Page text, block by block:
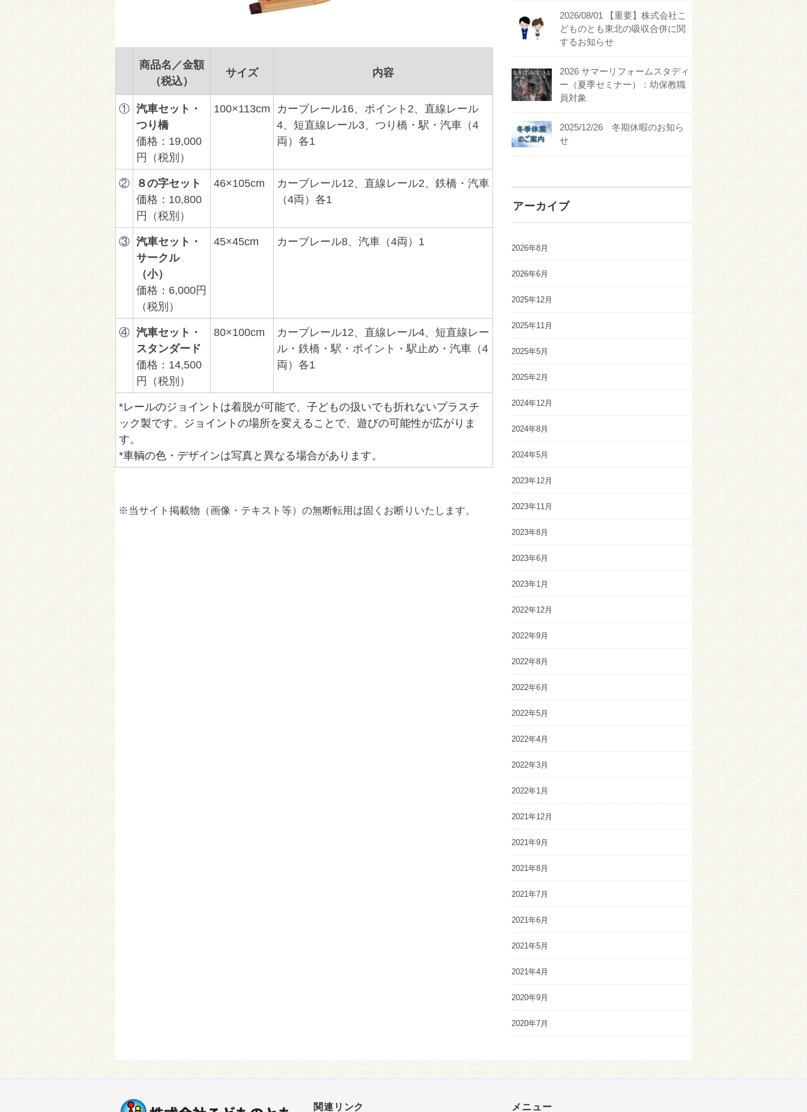
商品名／金額
（税込）
サイズ 内容
① 汽車セット・
つり橋
価格：19,000
円（税別）
100×113cm
カーブレール16、ポイント2、直線レール
4、短直線レール3、つり橋・駅・汽車（4
両）各1
②
８の字セット
価格：10,800
円（税別）
46×105cm
カーブレール12、直線レール2、鉄橋・汽車
（4両）各1
③ 汽車セット・
サークル
（小）
価格：6,000円
（税別）
45×45cm カーブレール8、汽車（4両）1
④ 汽車セット・
スタンダード
価格：14,500
円（税別）
80×100cm
カーブレール12、直線レール4、短直線レー
ル・鉄橋・駅・ポイント・駅止め・汽車（4
両）各1
*レールのジョイントは着脱が可能で、子どもの扱いでも折れないプラスチ
ック製です。ジョイントの場所を変えることで、遊びの可能性が広がりま
す。
*車輌の色・デザインは写真と異なる場合があります。
※当サイト掲載物（画像・テキスト等）の無断転用は固くお断りいたします。
2026/08/01 【重要】株式会社こ
どものとも東北の吸収合併に関
するお知らせ
2026 サマーリフォームスタディ
ー（夏季セミナー）：幼保教職
員対象
2025/12/26 冬期休暇のお知ら
せ
アーカイブ
2026年8月
2026年6月
2025年12月
2025年11月
2025年5月
2025年2月
2024年12月
2024年8月
2024年5月
2023年12月
2023年11月
2023年8月
2023年6月
2023年1月
2022年12月
2022年9月
2022年8月
2022年6月
2022年5月
2022年4月
2022年3月
2022年1月
2021年12月
2021年9月
2021年8月
2021年7月
2021年6月
2021年5月
2021年4月
2020年9月
2020年7月
関連リンク メニュー